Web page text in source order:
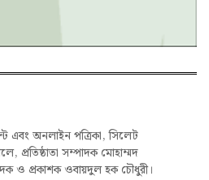
এবং অনলাইন পত্রিকা, সিলেট
প্রতিষ্ঠাতা সম্পাদক মোহাম্মদ
ও প্রকাশক ওবায়দুল হক চৌধুরী।